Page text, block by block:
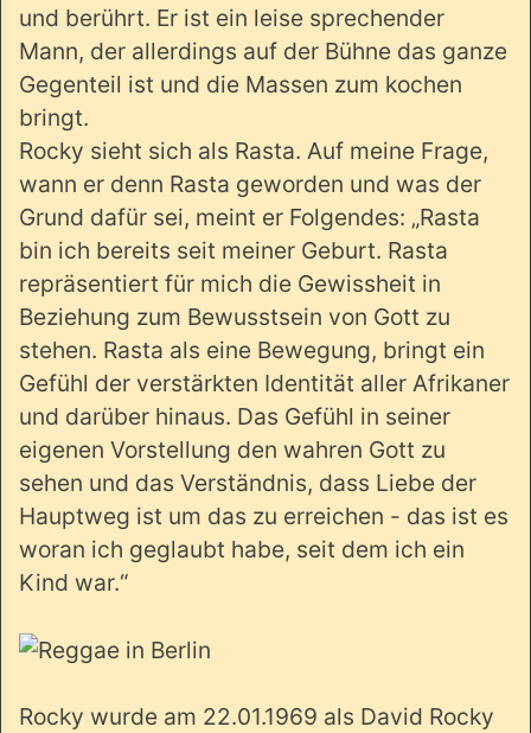
und berührt. Er ist ein leise sprechender
Mann, der allerdings auf der Bühne das ganze
Gegenteil ist und die Massen zum kochen
bringt.
Rocky sieht sich als Rasta. Auf meine Frage,
wann er denn Rasta geworden und was der
Grund dafür sei, meint er Folgendes: „Rasta
bin ich bereits seit meiner Geburt. Rasta
repräsentiert für mich die Gewissheit in
Beziehung zum Bewusstsein von Gott zu
stehen. Rasta als eine Bewegung, bringt ein
Gefühl der verstärkten Identität aller Afrikaner
und darüber hinaus. Das Gefühl in seiner
eigenen Vorstellung den wahren Gott zu
sehen und das Verständnis, dass Liebe der
Hauptweg ist um das zu erreichen - das ist es
woran ich geglaubt habe, seit dem ich ein
Kind war.“
Rocky wurde am 22.01.1969 als David Rocky